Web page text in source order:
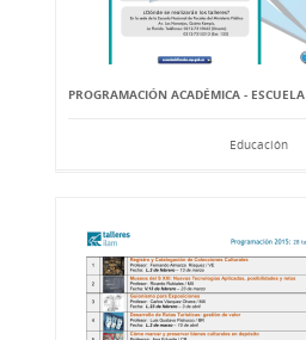
PROGRAMACIÓN ACADÉMICA -
Educación